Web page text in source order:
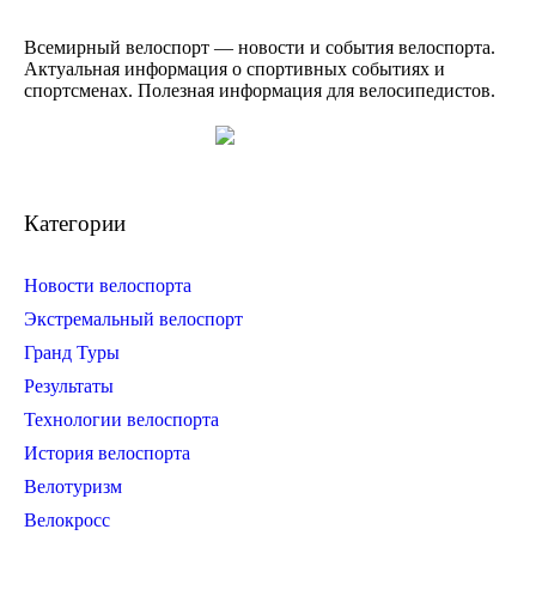
Всемирный велоспорт — новости и события велоспорта.
Актуальная информация о спортивных событиях и
спортсменах. Полезная информация для велосипедистов.
Категории
Новости велоспорта
Экстремальный велоспорт
Гранд Туры
Результаты
Технологии велоспорта
История велоспорта
Велотуризм
Велокросс